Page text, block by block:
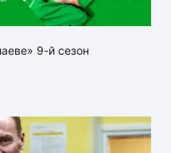
9-й сезон